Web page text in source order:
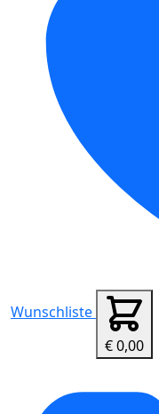
Wunschliste
€ 0,00